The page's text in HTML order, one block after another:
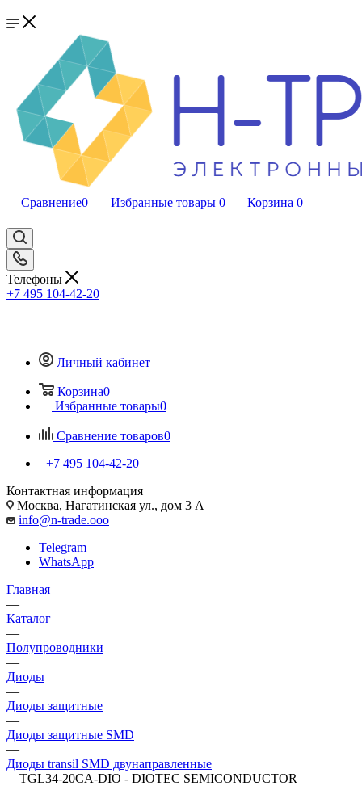
Сравнение0 Избранные товары 0 Корзина 0
Телефоны
+7 495 104-42-20
Личный кабинет
Корзина0
Избранные товары0
Сравнение товаров0
+7 495 104-42-20
Контактная информация
Москва, Нагатинская ул., дом 3 А
info@n-trade.ooo
Telegram
WhatsApp
Главная
—
Каталог
—
Полупроводники
—
Диоды
—
Диоды защитные
—
Диоды защитные SMD
—
Диоды transil SMD двунаправленные
—TGL34-20CA-DIO - DIOTEC SEMICONDUCTOR